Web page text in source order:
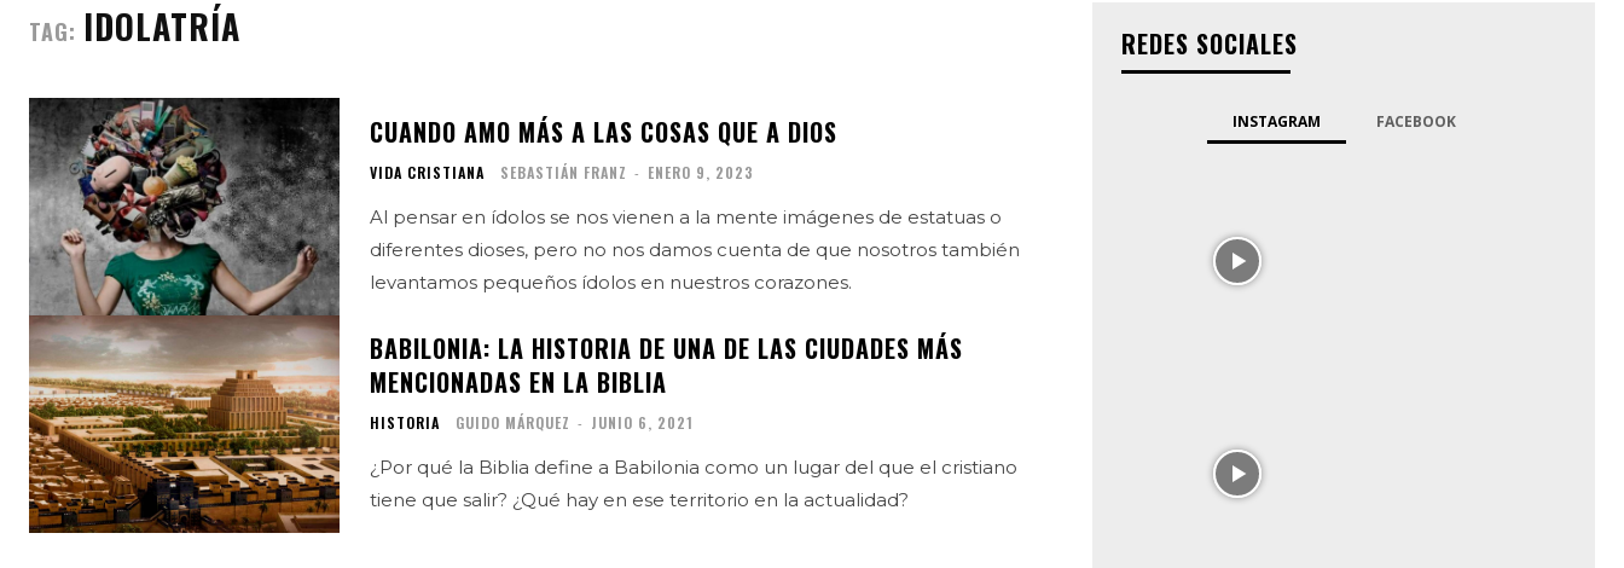
TAG: IDOLATRÍA
CUANDO AMO MÁS A LAS COSAS QUE A DIOS
VIDA CRISTIANA SEBASTIÁN FRANZ - ENERO 9, 2023
Al pensar en ídolos se nos vienen a la mente imágenes de estatuas o
diferentes dioses, pero no nos damos cuenta de que nosotros también
levantamos pequeños ídolos en nuestros corazones.
BABILONIA: LA HISTORIA DE UNA DE LAS CIUDADES MÁS
MENCIONADAS EN LA BIBLIA
HISTORIA GUIDO MÁRQUEZ - JUNIO 6, 2021
¿Por qué la Biblia define a Babilonia como un lugar del que el cristiano
tiene que salir? ¿Qué hay en ese territorio en la actualidad?
REDES SOCIALES
INSTAGRAM FACEBOOK